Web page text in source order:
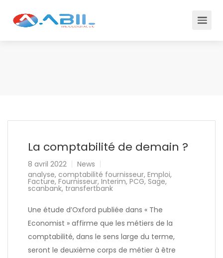
La comptabilité de demain ?
8 avril 2022
News
analyse, comptabilité fournisseur, Emploi,
Facture, Fournisseur, Interim, PCG, Sage,
scanbank, transfertbank
Une étude d’Oxford publiée dans « The
Economist » affirme que les métiers de la
comptabilité, dans le sens large du terme,
seront le deuxième corps de métier à être